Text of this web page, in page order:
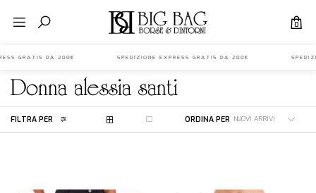
0
GRATIS DA 200€ SPEDIZIONE EXPRESS GRATIS DA 200€
donnaalessia santi
FILTRA PER ORDINA PER